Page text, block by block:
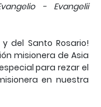
- Evangelii
del Santo Rosario!
misionera de Asia
para rezar el
en nuestra